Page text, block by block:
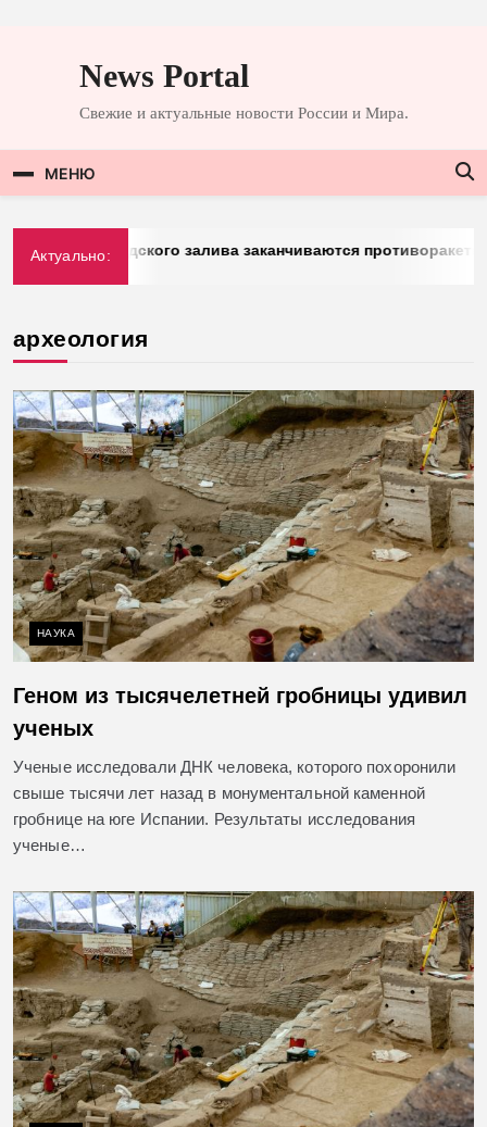
содержимомуNews Portal
Свежие и актуальные новости России и Мира.
МЕНЮ
Актуально:
Персидского залива заканчиваются противоракеты
археология
НАУКА
Геном из тысячелетней гробницы удивил
ученых
Ученые исследовали ДНК человека, которого похоронили
свыше тысячи лет назад в монументальной каменной
гробнице на юге Испании. Результаты исследования
ученые…